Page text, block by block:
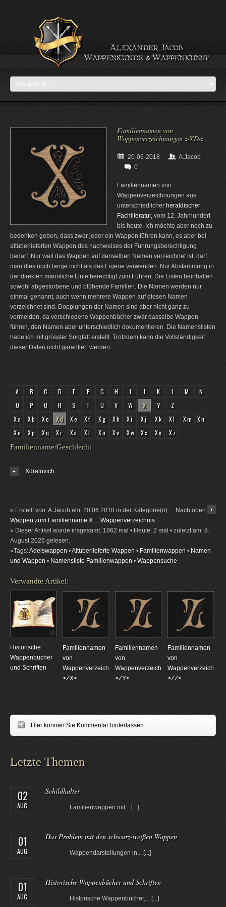
Familiennamen von
Wappenverzeichnungen >XD<
20-06-2018
A.Jacob
0
Familiennamen von
Wappenverzeichnungen aus
unterschiedlicher heraldischer
Fachliteratur, vom 12. Jahrhundert
bis heute. Ich möchte aber noch zu
bedenken geben, dass zwar jeder ein Wappen führen kann, es aber bei
altüberlieferten Wappen des nachweises der Führungsberechtigung
bedarf. Nur weil das Wappen auf denselben Namen verzeichnet ist, darf
man dies noch lange nicht als das Eigene verwenden. Nur Abstammung in
der direkten männliche Linie berechtigt zum Führen. Die Listen beinhalten
sowohl abgestorbene und blühende Familien. Die Namen werden nur
einmal genannt, auch wenn mehrere Wappen auf diesen Namen
verzeichnet sind. Dopplungen der Namen sind aber nicht ganz zu
vermeiden, da verschiedene Wappenbücher zwar dasselbe Wappen
führen, den Namen aber unterschiedlich dokumentieren. Die Namenslisten
habe ich mit grösster Sorgfalt erstellt. Trotzdem kann die Vollständigkeit
dieser Daten nicht garantiert werden.
A B C D E F G H I J K L M
N
O
P Q R S T U V W X Y
Z
Xa
Xb Xc Xd Xe Xf Xg Xh Xi Xj Xk Xl Xm Xn
Xo
Xp Xq Xr Xs Xt Xu Xv Xw Xx Xy Xz
Familienname/Geschlecht
Xdralovich
Nach oben
» Erstellt von: A.Jacob am: 20.06.2018 in der Kategorie(n):
Wappen zum Familienname X..., Wappenverzeichnis
» Dieser Artikel wurde insgesamt: 1862 mal • Heute: 2 mal • zuletzt am: 8.
August 2026 gelesen.
»Tags:Adelswappen •Altüberlieferte Wappen • Familienwappen • Namen
und Wappen • Namensliste Familienwappen • Wappensuche
Verwandte Artikel:
Historische
Wappenbücher
und Schriften
Familiennamen
von
Wappenverzeichnungen
>ZX<
Familiennamen
von
Wappenverzeichnungen
>ZY<
Familiennamen
von
>ZZ<
Hier können Sie Kommentar hinterlassen
Letzte Themen
02
AUG.
Schildhalter
Familienwappen mit... [...]
01
AUG.
Das Problem mit den schwarz-weißen Wappen
Wappendarstellungen in... [...]
01
AUG.
Historische Wappenbücher und Schriften
Historische Wappenbücher,... [...]